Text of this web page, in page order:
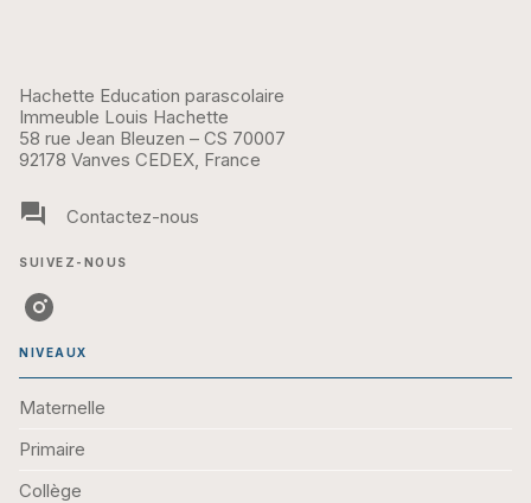
Hachette Education parascolaire
Immeuble Louis Hachette
58 rue Jean Bleuzen – CS 70007
92178 Vanves CEDEX, France
question_answer Contactez-nous
SUIVEZ-NOUS
NIVEAUX
Maternelle
Primaire
Collège